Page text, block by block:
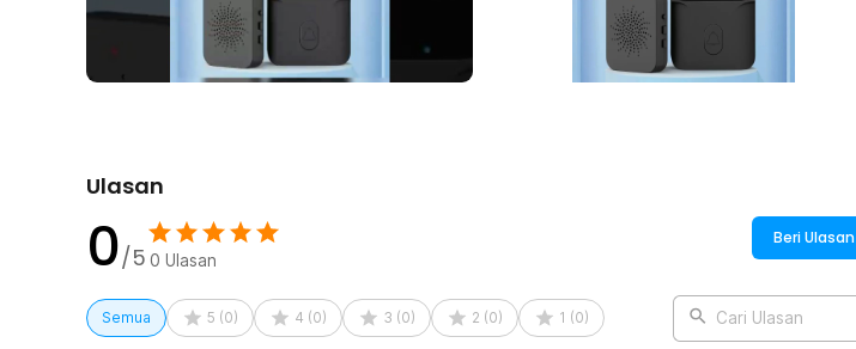
Ulasan
0/5 0 Ulasan
Beri Ulasan
Semua 5 (0) 4 (0) 3 (0) 2 (0) 1 (0) Cari Ulasan